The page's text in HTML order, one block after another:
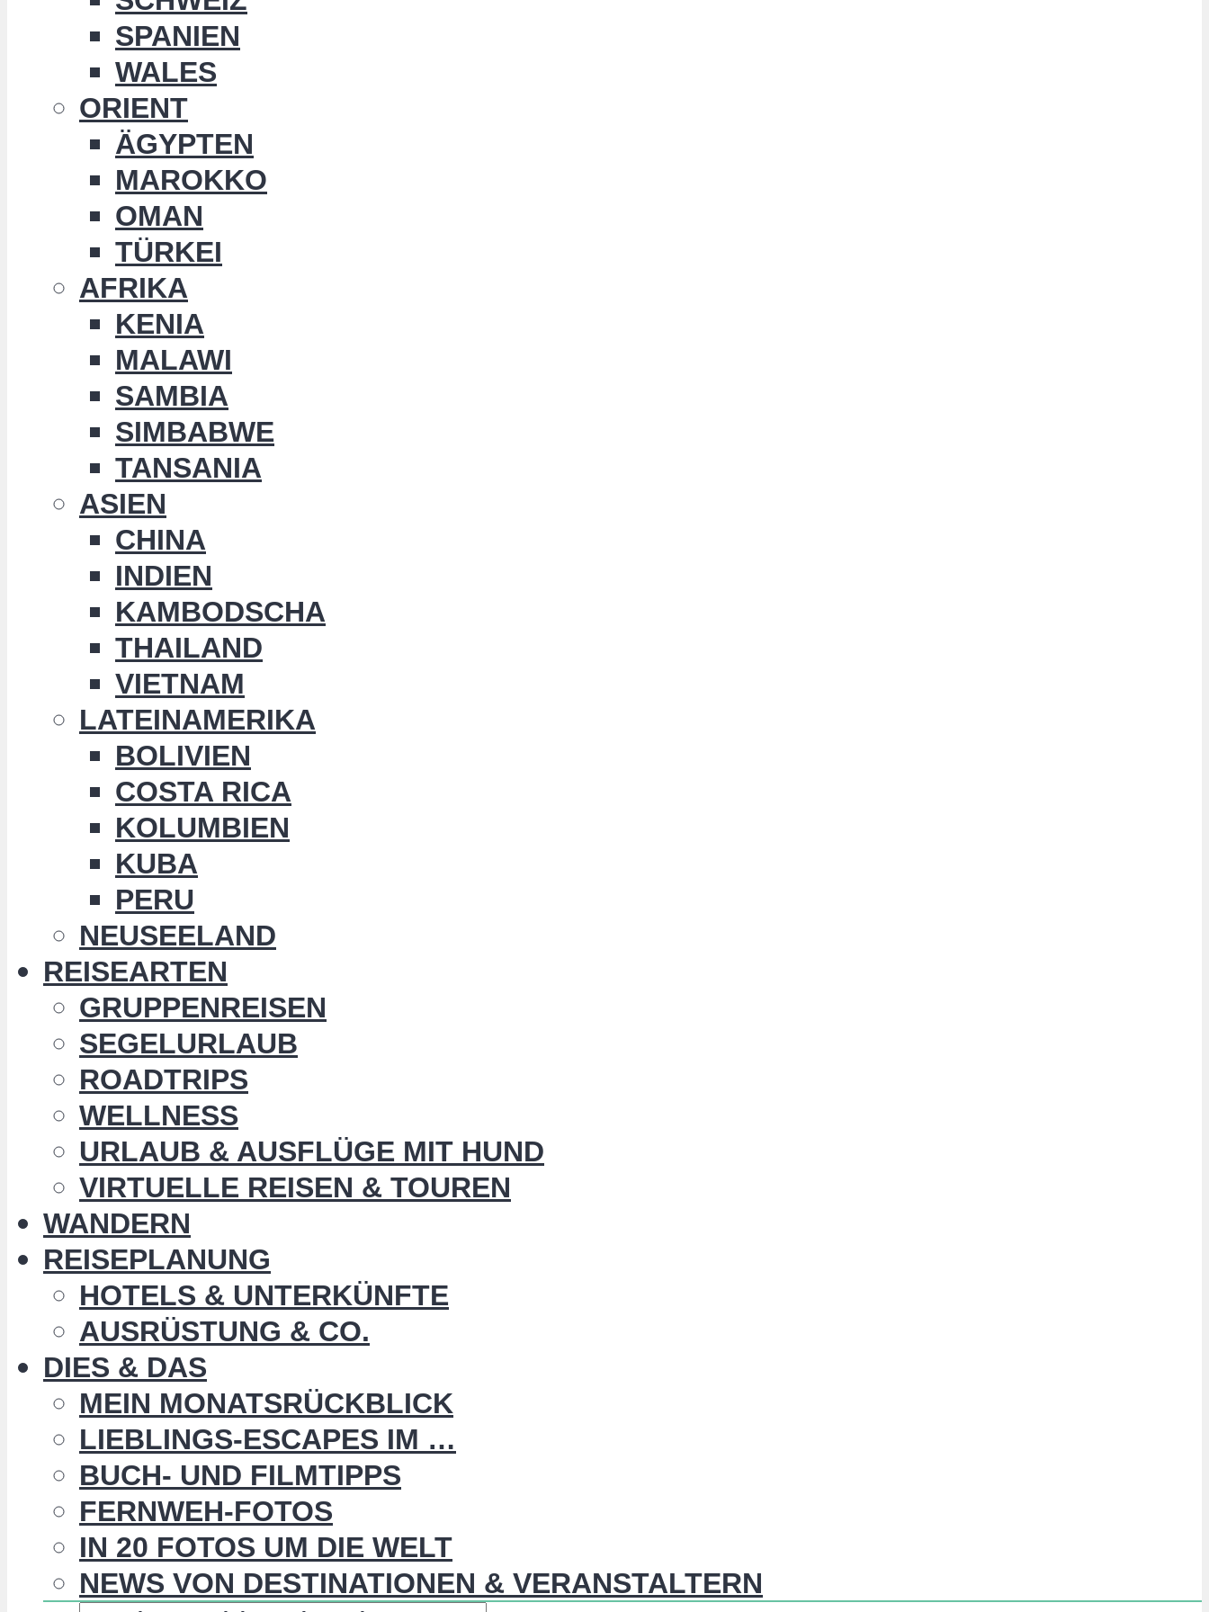
SPANIEN
WALES
ORIENT
ÄGYPTEN
MAROKKO
OMAN
TÜRKEI
AFRIKA
KENIA
MALAWI
SAMBIA
SIMBABWE
TANSANIA
ASIEN
CHINA
INDIEN
KAMBODSCHA
THAILAND
VIETNAM
LATEINAMERIKA
BOLIVIEN
COSTA RICA
KOLUMBIEN
KUBA
PERU
NEUSEELAND
REISEARTEN
GRUPPENREISEN
SEGELURLAUB
ROADTRIPS
WELLNESS
URLAUB & AUSFLÜGE MIT HUND
VIRTUELLE REISEN & TOUREN
WANDERN
REISEPLANUNG
HOTELS & UNTERKÜNFTE
AUSRÜSTUNG & CO.
DIES & DAS
MEIN MONATSRÜCKBLICK
LIEBLINGS-ESCAPES IM …
BUCH- UND FILMTIPPS
FERNWEH-FOTOS
IN 20 FOTOS UM DIE WELT
NEWS VON DESTINATIONEN & VERANSTALTERN